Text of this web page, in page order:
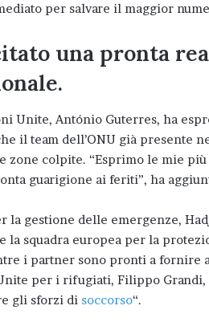
per salvare il maggior
una pronta
Unite, António Guterres, ha
il team dell’ONU già presente
zone colpite. “Esprimo le mie
guarigione ai feriti”, ha
la gestione delle emergenze,
la squadra europea per la
i partner sono pronti a fornire
per i rifugiati, Filippo Grandi,
gli sforzi di soccorso“.